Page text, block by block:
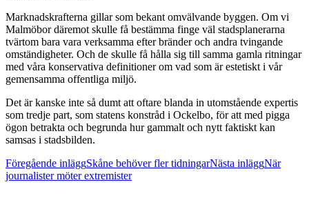
Marknadskrafterna gillar som bekant omvälvande byggen. Om vi
Malmöbor däremot skulle få bestämma finge väl stadsplanerarna
tvärtom bara vara verksamma efter bränder och andra tvingande
omständigheter. Och de skulle få hålla sig till samma gamla ritningar
med våra konservativa definitioner om vad som är estetiskt i vår
gemensamma offentliga miljö.
Det är kanske inte så dumt att oftare blanda in utomstående expertis
som tredje part, som statens konstråd i Ockelbo, för att med pigga
ögon betrakta och begrunda hur gammalt och nytt faktiskt kan
samsas i stadsbilden.
Inläggsnavigering
Föregående inläggSkåne behöver fler tidningarNästa inläggNär
journalister möter extremister